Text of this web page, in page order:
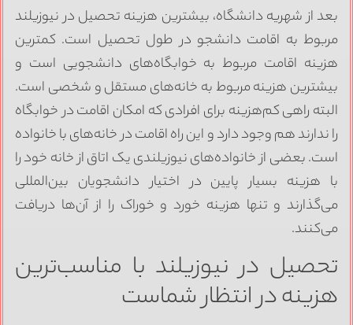
از شهریه دانشگاه، بیشترین هزینه تحصیل در نیوزیلند
به اقامت دانشجو در طول تحصیل است. کمترین
اقامت مربوط به خوابگاه‌های دانشجویی است و
هزینه مربوط به خانه‌های مستقل و شخصی است.
راهی کم‌هزینه برای افرادی که امکان اقامت در خوابگاه
ندارند هم وجود دارد و این راه اقامت در خانه‌های با خانواده
بعضی از خانواده‌های نیوزیلندی یک اتاق از خانه خود را
هزینه بسیار پایین در اختیار دانشجویان بین‌المللی
و تنها هزینه خورد و خوراک را از آن‌ها دریافت
در نیوزیلند با مناسب‌ترین
در انتظار شماست